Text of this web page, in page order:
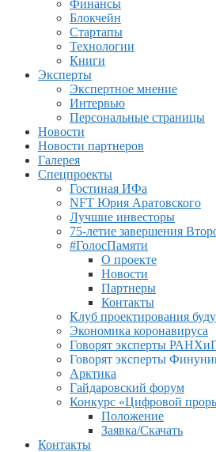
Финансы
Блокчейн
Стартапы
Технологии
Книги
Эксперты
Экспертное мнение
Интервью
Персональные страницы
Новости
Новости партнеров
Галерея
Спецпроекты
Гостиная ИФа
NFT Юрия Аратовского
Лучшие инвесторы
75-летие завершения
#ГолосПамяти
О проекте
Новости
Партнеры
Контакты
Клуб проектирования
Экономика коронавируса
Говорят эксперты
Говорят эксперты
Арктика
Гайдаровский форум
Конкурс «Цифровой
Положение
Заявка/Скачать
Контакты